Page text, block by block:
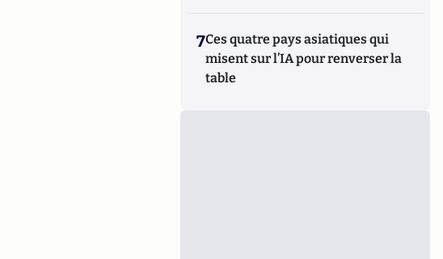
7Ces quatre pays asiatiques qui
misent sur l’IA pour renverser la
table